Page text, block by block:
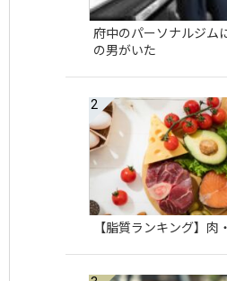
府中のパーソナルジム
の男がいた
【脂質ランキング】肉